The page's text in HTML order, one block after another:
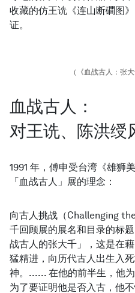
收藏的仿王诜《连山断磵图
证。
（《血战古人：张
血战古人：
对王诜、陈洪绶
1991 年，傅申受台湾《雄狮
「血战古人」展的理念：
向古人挑战（Challenging
千回顾展的展名和目录的标
战古人的张大千」，这是在
猛精进，向历代古人出生入
神。...... 在他的前半生，他
为了要证明他是否入古，他